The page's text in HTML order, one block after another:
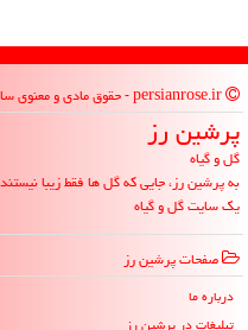
پرشین رز
گل و گیاه
به پرشین رز، جایی که گل ها فقط زیبا
یک سایت گل و گیاه
صفحات پرشین رز
درباره ما
تبلیغات در پرشین رز